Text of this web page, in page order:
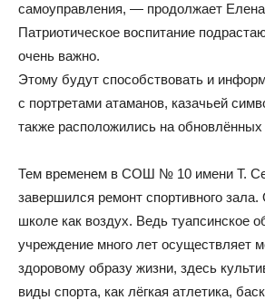
самоуправления, — продолжает
Патриотическое воспитание
очень важно.
Этому будут способствовать и
с портретами атаманов, казачьей
также расположились на
Тем временем в СОШ № 10 имени Т.
завершился ремонт спортивного
школе как воздух. Ведь туапсинское
учреждение много лет осуществляет
здоровому образу жизни, здесь
виды спорта, как лёгкая атлетика,